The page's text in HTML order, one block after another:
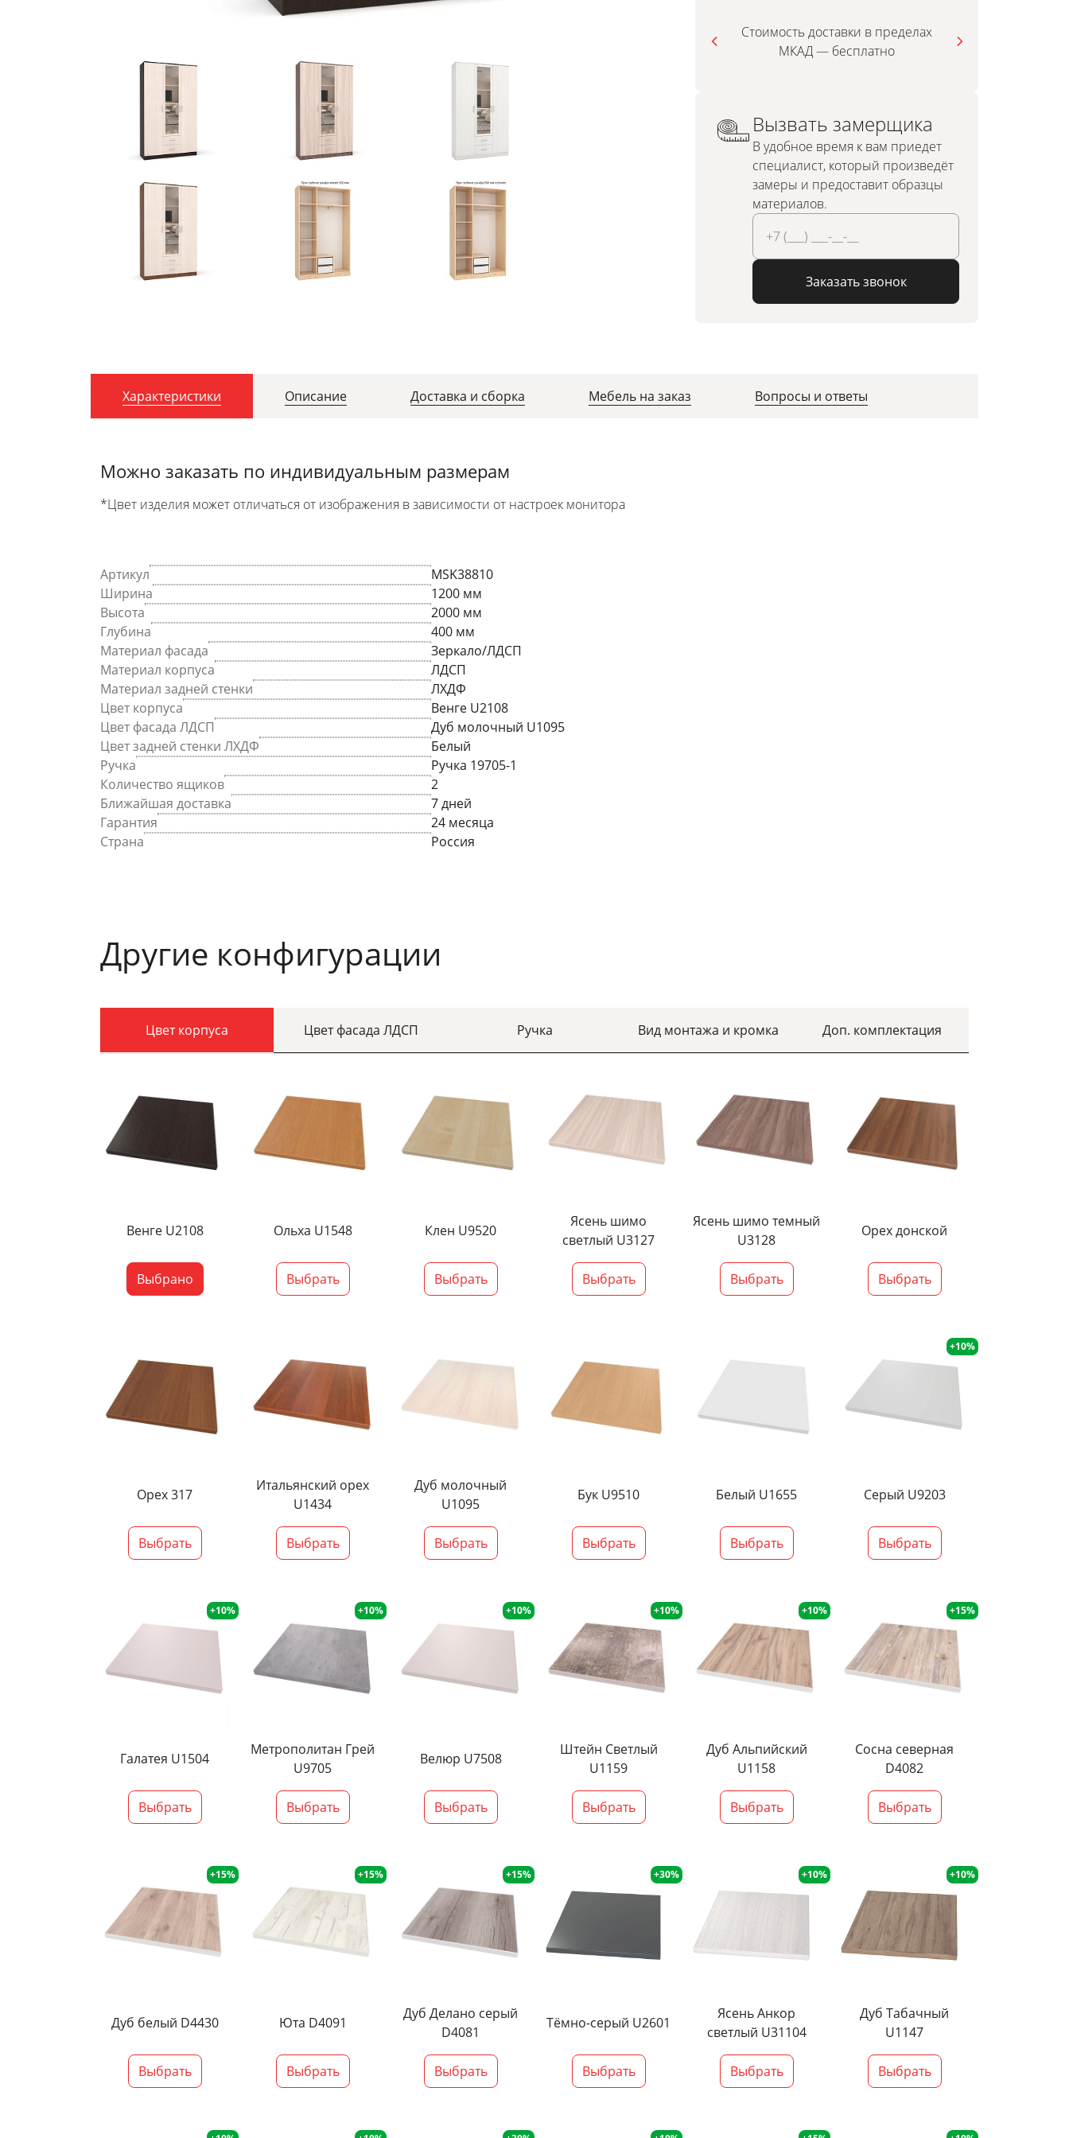
Стоимость доставки в пределах
МКАД — бесплатно
Вызвать замерщика
В удобное время к вам приедет
специалист, который произведёт
замеры и предоставит образцы
материалов.
Заказать звонок
Характеристики Описание Доставка и сборка Мебель на заказ Вопросы и ответы
Можно заказать по индивидуальным размерам
*Цвет изделия может отличаться от изображения в зависимости от настроек монитора
Артикул
MSK38810
Ширина
1200 мм
Высота
2000 мм
Глубина
400 мм
Материал фасада
Зеркало/ЛДСП
Материал корпуса
ЛДСП
Материал задней стенки
ЛХДФ
Цвет корпуса
Венге U2108
Цвет фасада ЛДСП
Дуб молочный U1095
Цвет задней стенки ЛХДФ
Белый
Ручка
Ручка 19705-1
Количество ящиков
2
Ближайшая доставка
7 дней
Гарантия
24 месяца
Страна
Россия
Другие конфигурации
Цвет корпуса Цвет фасада ЛДСП Ручка Вид монтажа и кромка Доп. комплектация
Венге U2108
Выбрано
Ольха U1548
Выбрать
Клен U9520
Выбрать
Ясень шимо
светлый U3127
Выбрать
Ясень шимо темный
U3128
Выбрать
Орех донской
Выбрать
Орех 317
Выбрать
Итальянский орех
U1434
Выбрать
Дуб молочный
U1095
Выбрать
Бук U9510
Выбрать
Белый U1655
Выбрать
+10%
Серый U9203
Выбрать
+10%
Галатея U1504
Выбрать
+10%
Метрополитан Грей
U9705
Выбрать
+10%
Велюр U7508
Выбрать
+10%
Штейн Светлый
U1159
Выбрать
+10%
Дуб Альпийский
U1158
Выбрать
+15%
Сосна северная
D4082
Выбрать
+15%
Дуб белый D4430
Выбрать
+15%
Юта D4091
Выбрать
+15%
Дуб Делано серый
D4081
Выбрать
+30%
Тёмно-серый U2601
Выбрать
+10%
Ясень Анкор
светлый U31104
Выбрать
+10%
Дуб Табачный
U1147
Выбрать